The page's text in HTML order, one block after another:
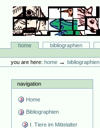
content.
navigation
Bibliographie-Portal
Sectionshome bibliographien
tools
you are here: home →bibliographien
navigation
Home
Bibliographien
I. Tiere im Mittelalter